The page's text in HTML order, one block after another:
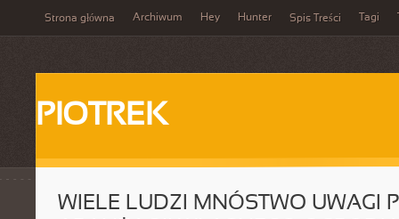
Strona główna Archiwum Hey Hunter Spis Treści Tagi
PIOTREK
WIELE LUDZI MNÓSTWO UWAGI